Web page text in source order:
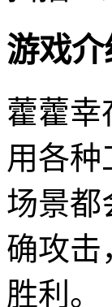
游戏介
藿藿幸
用各
场景都
确攻击
胜利。